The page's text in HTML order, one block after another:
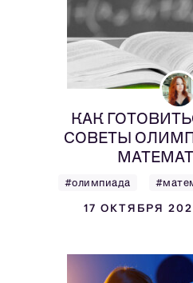
КАК
СОВЕТЫ
#олимпиада
17 ОКТЯБРЯ